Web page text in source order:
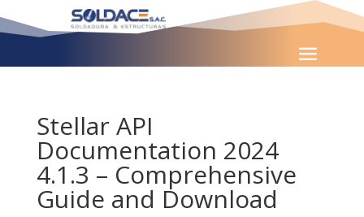
Stellar API
Documentation 2024
4.1.3 – Comprehensive
Guide and Download